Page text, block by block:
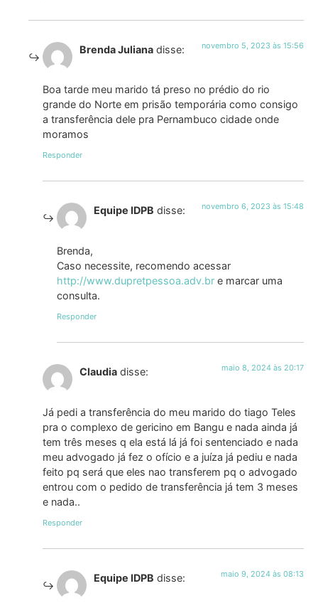
Brenda Juliana disse: novembro 5, 2023 às 15:56
Boa tarde meu marido tá preso no prédio do rio
grande do Norte em prisão temporária como consigo
a transferência dele pra Pernambuco cidade onde
moramos
Responder
Equipe IDPB disse: novembro 6, 2023 às 15:48
Brenda,
Caso necessite, recomendo acessar
http://www.dupretpessoa.adv.br e marcar uma
consulta.
Responder
Claudia disse: maio 8, 2024 às 20:17
Já pedi a transferência do meu marido do tiago Teles
pra o complexo de gericino em Bangu e nada ainda já
tem três meses q ela está lá já foi sentenciado e nada
meu advogado já fez o ofício e a juíza já pediu e nada
feito pq será que eles nao transferem pq o advogado
entrou com o pedido de transferência já tem 3 meses
e nada..
Responder
Equipe IDPB disse: maio 9, 2024 às 08:13